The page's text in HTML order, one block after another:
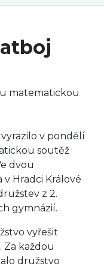
matematickou
v pondělí
soutěž
dvou
v Hradci Králové
z 2.
gymnázií.
vyřešit
každou
družstvo